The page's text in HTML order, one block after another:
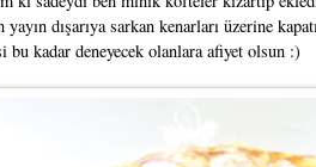
dışarıya sarkan kenarları üzerine
kadar deneyecek olanlara afiyet olsun :)